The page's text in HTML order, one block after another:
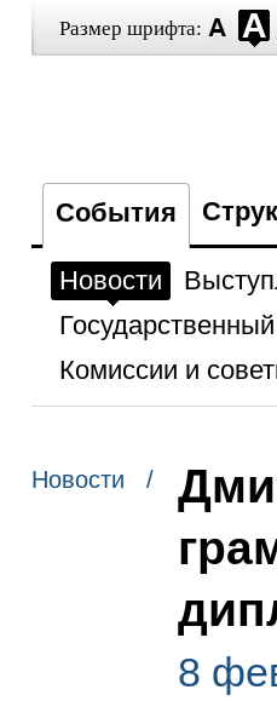
Размер шрифта:
События
Новости
Комиссии и
Новости /
8